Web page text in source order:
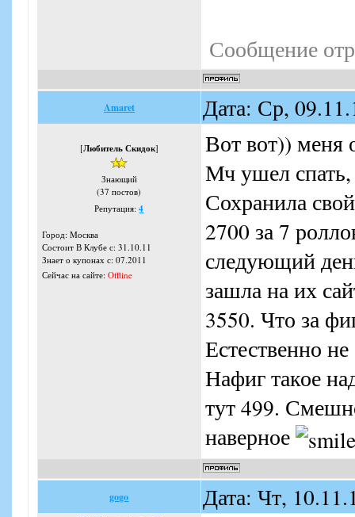
Сообщение
Amaret Дата: Ср,
[Любитель Скидок]
Знающий
(37 постов)
Репутация:4
Город: Москва
Состоит В Клубе с: 31.10.11
Знает о купонах с: 07.2011
Сейчас на сайте: Offline
Вот вот)) меня
Мч ушел
Сохранила
2700 за 7
следующий
зашла на их
3550. Что за
Естественно
Нафиг такое
тут 499.
наверное
gogo Дата: Чт,